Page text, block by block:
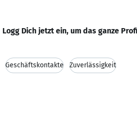
Logg Dich jetzt ein, um das ganze
Geschäftskontakte Zuverlässigkeit